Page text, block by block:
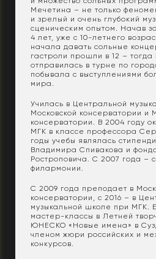
Мечетина – не только
и зрелый и очень глубокий
сценическим опытом. Начав
4 лет, уже с 10-летнего
начала давать сольные
гастроли прошли в 12 – тогда
отправилась в турне по
побывала с выступлениями
мира.
Училась в Центральной
Московской консерватории и
консерватории. В 2004 году
МГК в классе профессора
годы учебы являлась
Владимира Спивакова и
Ростроповича. С 2007 года –
филармонии.
С 2009 года преподает в
консерватории, с 2016 – в
музыкальной школе при МГК.
мастер-классы в Летней
ЮНЕСКО «Новые имена» в
членом жюри российских и
конкурсов.